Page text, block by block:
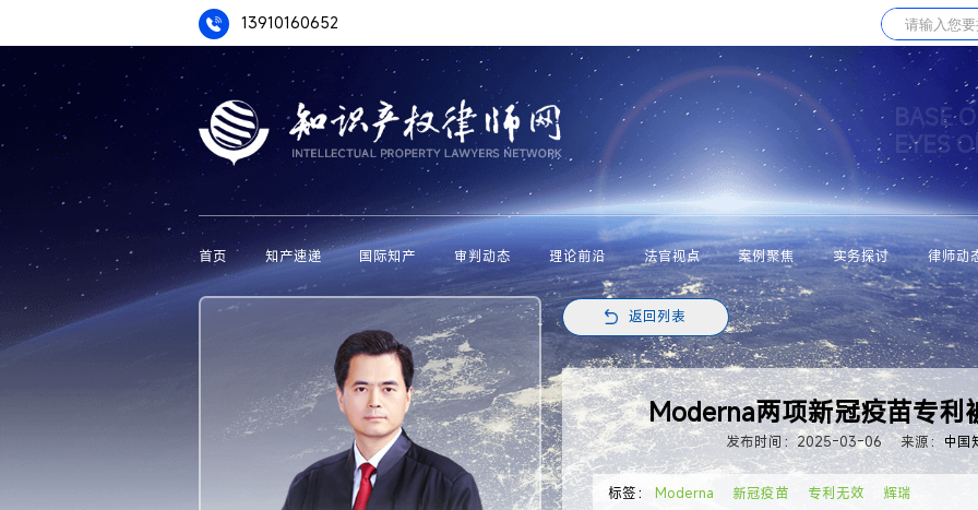
13910160652
BASE
EYES
首页 知产速递 国际知产 审判动态 理论前沿 法官视点 案例聚焦 实务探讨 律师动
返回列表
Moderna两项新冠疫苗专利
发布时间：2025-03-06 来源：中国
标签： Moderna 新冠疫苗 专利无效 辉瑞